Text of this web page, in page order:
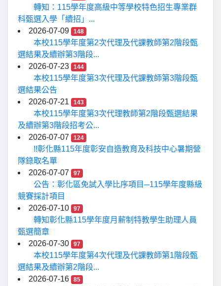
轉知：115學年度高級中等學校特色招生專業群
科甄選入學「續招」...
2026-07-09
148
本校115學年度第2次代理及代課教師第2階段甄
選結果及續辦第3階段...
2026-07-23
144
本校115學年度第3次代理及代課教師第3階段甄
選結果公告
2026-07-21
143
本校115學年度第3次代理教師第2階段甄選結果
及續辦第3階段招考公...
2026-07-07
124
!!彰化縣115年度彰安自造教育及科技中心暑期營
隊錄取名單
2026-07-07
97
公告：彰化區免試入學比序項目─115學年度縣級
競賽採計項目
2026-07-10
97
轉知彰化縣115學年度月薪制特教學生助理人員
甄選簡章
2026-07-30
97
本校115學年度第4次代理及代課教師第1階段甄
選結果及續辦第2階段...
2026-07-16
85